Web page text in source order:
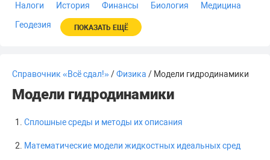
Налоги
История Финансы Биология
Медицина
Геодезия
ПОКАЗАТЬ ЕЩЁ
Справочник «Всё сдал!»/Физика / Модели гидродинамики
Модели гидродинамики
Сплошные среды и методы их описания
Математические модели жидкостных идеальных сред